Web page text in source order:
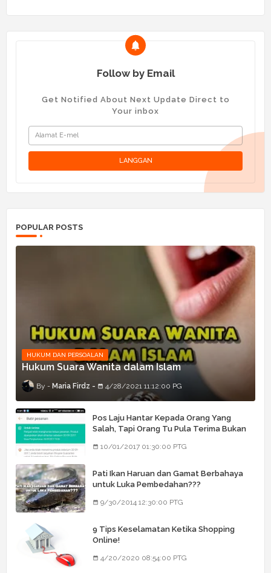
Follow by Email
Get Notified About Next Update Direct to
Your inbox
POPULAR POSTS
HUKUM DAN PERSOALAN
Hukum Suara Wanita dalam Islam
Maria Firdz 4/28/2021 11:12:00 PG
Pos Laju Hantar Kepada Orang Yang
Salah, Tapi Orang Tu Pula Terima Bukan
10/01/2017 01:30:00 PTG
Pati Ikan Haruan dan Gamat Berbahaya
untuk Luka Pembedahan???
9/30/2014 12:30:00 PTG
9 Tips Keselamatan Ketika Shopping
Online!
4/20/2020 08:54:00 PTG